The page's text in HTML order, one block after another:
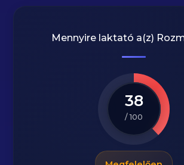
Mennyire laktató a(z)
38
/ 100